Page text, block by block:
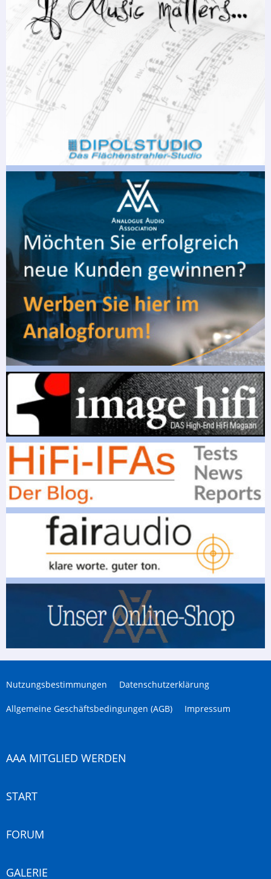
Nutzungsbestimmungen Datenschutzerklärung
Allgemeine Geschäftsbedingungen (AGB) Impressum
AAA MITGLIED WERDEN
START
FORUM
GALERIE